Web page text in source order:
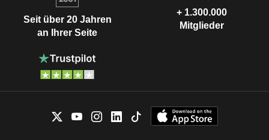
Seit über 20 Jahren
an Ihrer Seite
+ 1.300.000
Mitglieder